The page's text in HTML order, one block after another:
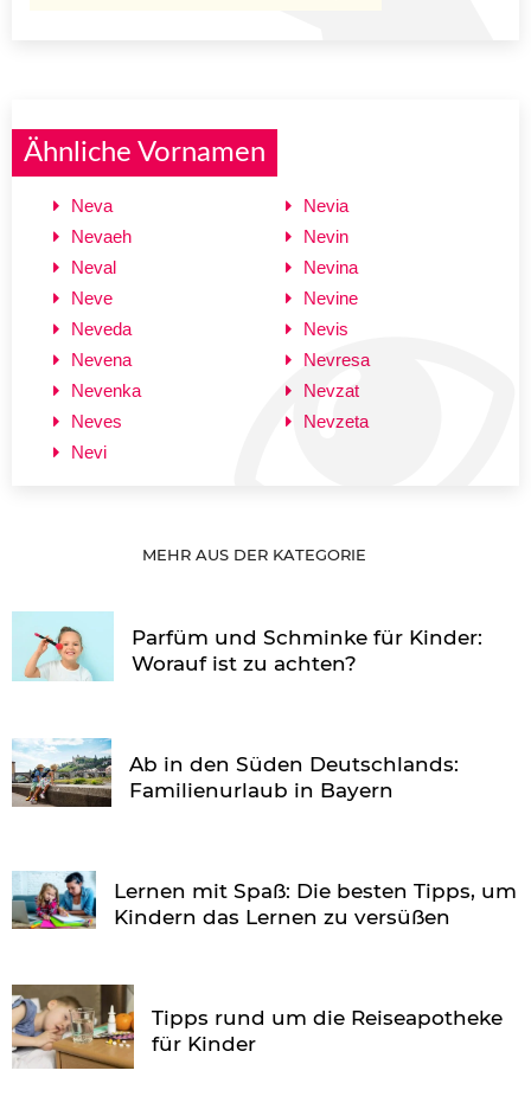
Ähnliche Vornamen
Neva
Nevaeh
Neval
Neve
Neveda
Nevena
Nevenka
Neves
Nevi
Nevia
Nevin
Nevina
Nevine
Nevis
Nevresa
Nevzat
Nevzeta
MEHR AUS DER KATEGORIE
Parfüm und Schminke für Kinder:
Worauf ist zu achten?
Ab in den Süden Deutschlands:
Familienurlaub in Bayern
Lernen mit Spaß: Die besten Tipps, um
Kindern das Lernen zu versüßen
Tipps rund um die Reiseapotheke
für Kinder